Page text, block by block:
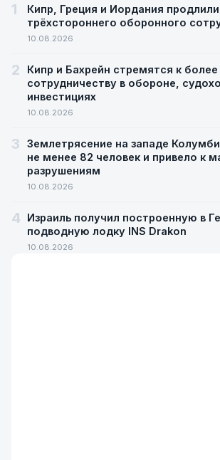
1
Кипр, Греция и Иордания
трёхстороннего оборонного
10.08.2026
2
Кипр и Бахрейн стремятся к
сотрудничеству в обороне,
инвестициях
10.08.2026
3
Землетрясение на западе
не менее 82 человек и привело к
разрушениям
10.08.2026
4
Израиль получил построенную в
подводную лодку INS Drakon
10.08.2026